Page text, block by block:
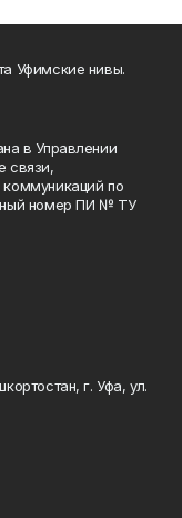
Уфимские нивы.
в Управлении
связи,
по
номер ПИ № ТУ
г. Уфа, ул.